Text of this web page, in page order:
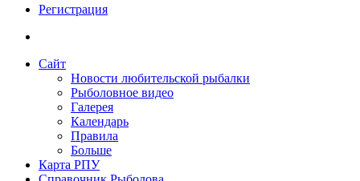
Регистрация
Сайт
Новости любительской рыбалки
Рыболовное видео
Галерея
Календарь
Правила
Больше
Карта РПУ